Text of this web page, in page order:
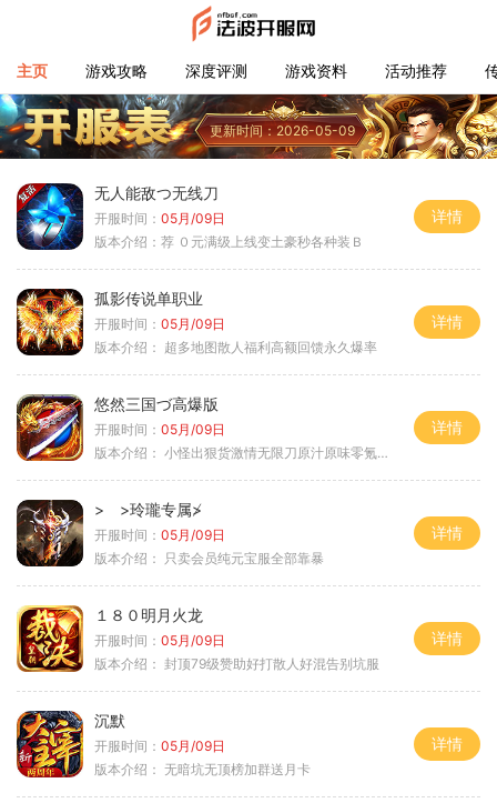
主页 游戏攻略 深度评测 游戏资料 活动推荐
更新时间：2026-05-09
无人能敌つ无线刀
开服时间： 05月/09日
版本介绍： 荐 ０元满级上线变土豪秒各种装Ｂ
详情
孤影传说单职业
开服时间： 05月/09日
版本介绍： 超多地图散人福利高额回馈永久爆率
详情
悠然三国づ高爆版
开服时间： 05月/09日
版本介绍： 小怪出狠货激情无限刀原汁原味零氪通关
详情
> >玲瓏专属≯
开服时间： 05月/09日
版本介绍： 只卖会员纯元宝服全部靠暴
详情
１８０明月火龙
开服时间： 05月/09日
版本介绍： 封顶79级赞助好打散人好混告别坑服
详情
沉默
开服时间： 05月/09日
版本介绍： 无暗坑无顶榜加群送月卡
详情